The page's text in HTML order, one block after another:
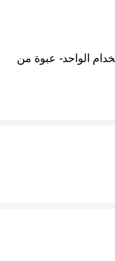
الواحد - عبوة من